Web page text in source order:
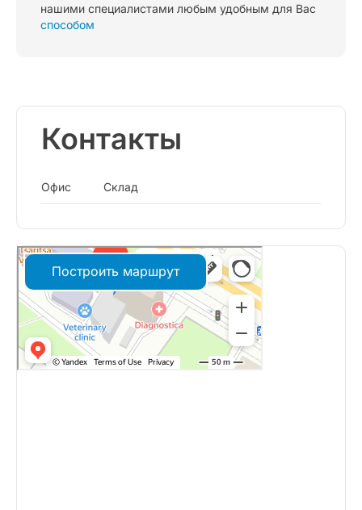
нашими специалистами любым удобным для Вас
способом
Контакты
Офис Склад
Построить маршрут